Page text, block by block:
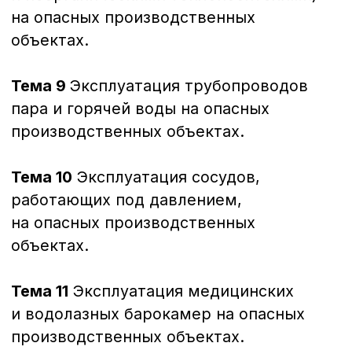
интересны
Документ об окончании
Удостоверение о повышении
квалификации
Требования промышленной безопасности
в химической, нефтехимической
и нефтегазоперерабатывающей
промышленности — Б.1